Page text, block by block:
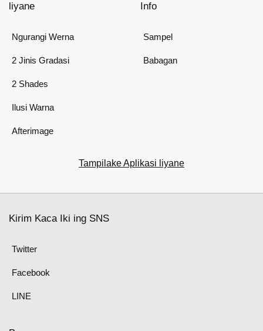
liyane
Ngurangi Werna
2 Jinis Gradasi
2 Shades
Ilusi Warna
Afterimage
Info
Sampel
Babagan
Tampilake Aplikasi liyane
Kirim Kaca Iki ing SNS
Twitter
Facebook
LINE